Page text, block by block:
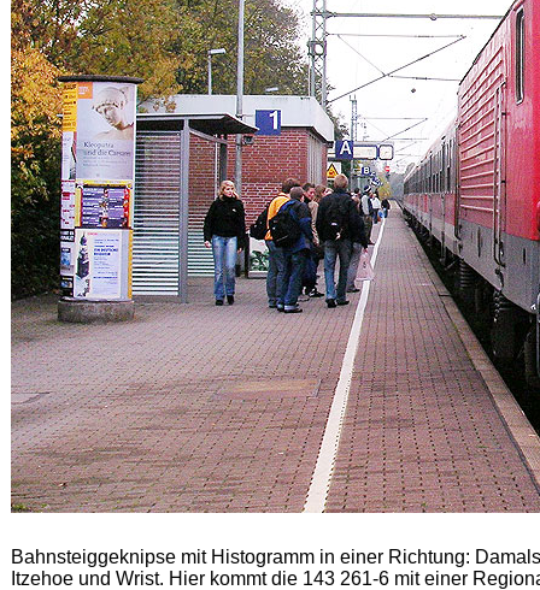
Bahnsteiggeknipse mit Histogramm in einer Richtung:
Itzehoe und Wrist. Hier kommt die 143 261-6 mit einer